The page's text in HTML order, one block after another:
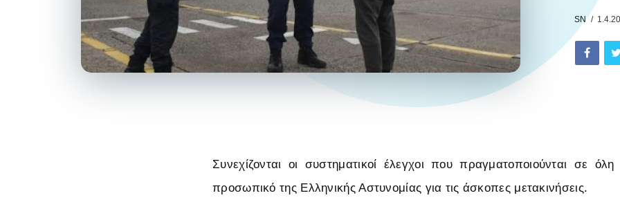
SN 1.4.20
Συνεχίζονται οι συστηματικοί έλεγχοι που πραγματοποιούνται σε
προσωπικό της Ελληνικής Αστυνομίας για τις άσκοπες μετακινήσεις.